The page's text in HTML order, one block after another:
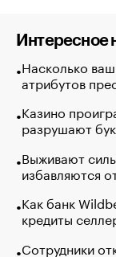
Интересное
Насколько
атрибутов
Казино
разрушают
Выживают
избавляются
Как банк
кредиты
Сотрудники